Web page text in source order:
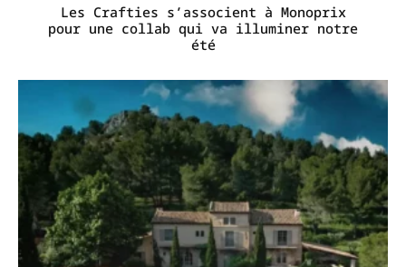
Les Crafties s’associent à Monoprix
pour une collab qui va illuminer notre
été